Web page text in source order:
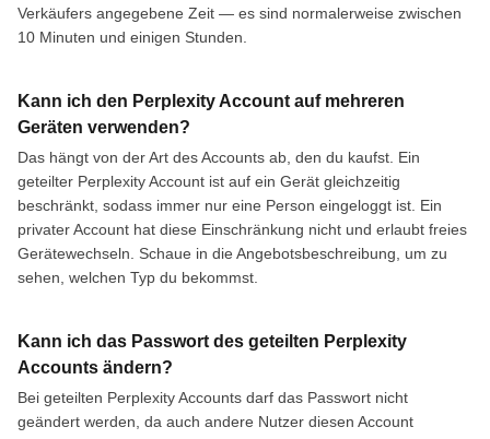
Verkäufers angegebene Zeit — es sind normalerweise zwischen
10 Minuten und einigen Stunden.
Kann ich den Perplexity Account auf mehreren
Geräten verwenden?
Das hängt von der Art des Accounts ab, den du kaufst. Ein
geteilter Perplexity Account ist auf ein Gerät gleichzeitig
beschränkt, sodass immer nur eine Person eingeloggt ist. Ein
privater Account hat diese Einschränkung nicht und erlaubt freies
Gerätewechseln. Schaue in die Angebotsbeschreibung, um zu
sehen, welchen Typ du bekommst.
Kann ich das Passwort des geteilten Perplexity
Accounts ändern?
Bei geteilten Perplexity Accounts darf das Passwort nicht
geändert werden, da auch andere Nutzer diesen Account